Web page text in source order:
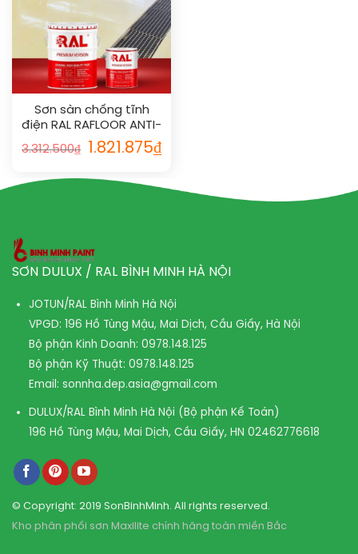
Sơn sàn chống tĩnh
điện RAL RAFLOOR ANTI-
STATIC 1004
3.312.500₫ 1.821.875₫
SƠN DULUX / RAL BÌNH MINH HÀ NỘI
JOTUN/RAL Bình Minh Hà Nội
VPGD: 196 Hồ Tùng Mậu, Mai Dịch, Cầu Giấy, Hà Nội
Bộ phận Kinh Doanh: 0978.148.125
Bộ phận Kỹ Thuật: 0978.148.125
Email: sonnha.dep.asia@gmail.com
DULUX/RAL Bình Minh Hà Nội (Bộ phận Kế Toán)
196 Hồ Tùng Mậu, Mai Dịch, Cầu Giấy, HN 02462776618
© Copyright: 2019 SonBinhMinh. All rights reserved.
Kho phân phối sơn Maxilite chính hãng toàn miền Bắc